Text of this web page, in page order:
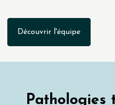
Découvrir l'équipe
Pathologies